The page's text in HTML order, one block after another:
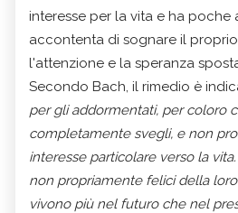
interesse per la vita e ha poche
accontenta di sognare il
l'attenzione e la speranza
Secondo Bach, il rimedio è
per gli addormentati, per coloro
completamente svegli, e non
interesse particolare verso la
non propriamente felici della
vivono più nel futuro che nel